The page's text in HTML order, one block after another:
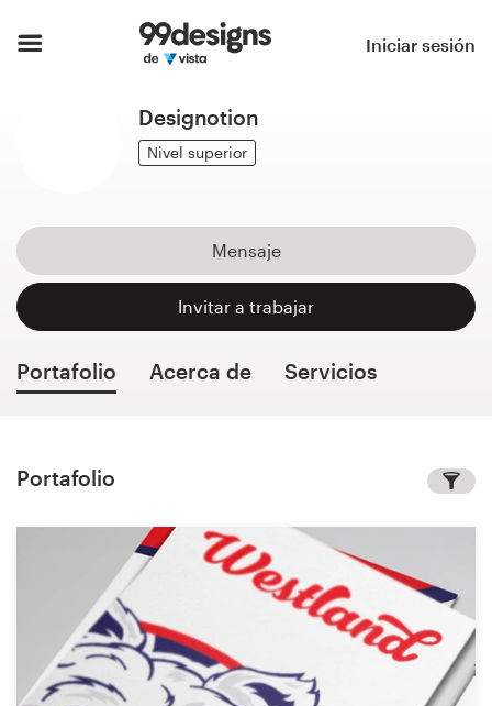
Iniciar sesión
Designotion
Nivel superior
Mensaje
Invitar a trabajar
Portafolio Acerca de Servicios
Portafolio
diseño
Concursos de diseño
Proyectos 1-1
Encontrar un diseñador
Descubra la inspiración